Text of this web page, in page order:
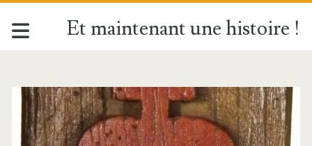
Et maintenant une histoire !
Étiquette :
<span>Chouan</